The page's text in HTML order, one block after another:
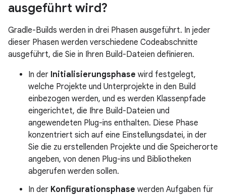
ausgeführt wird?
Gradle-Builds werden in drei Phasen ausgeführt. In jeder
dieser Phasen werden verschiedene Codeabschnitte
ausgeführt, die Sie in Ihren Build-Dateien definieren.
In der Initialisierungsphase wird festgelegt,
welche Projekte und Unterprojekte in den Build
einbezogen werden, und es werden Klassenpfade
eingerichtet, die Ihre Build-Dateien und
angewendeten Plug-ins enthalten. Diese Phase
konzentriert sich auf eine Einstellungsdatei, in der
Sie die zu erstellenden Projekte und die Speicherorte
angeben, von denen Plug-ins und Bibliotheken
abgerufen werden sollen.
In der Konfigurationsphase werden Aufgaben für